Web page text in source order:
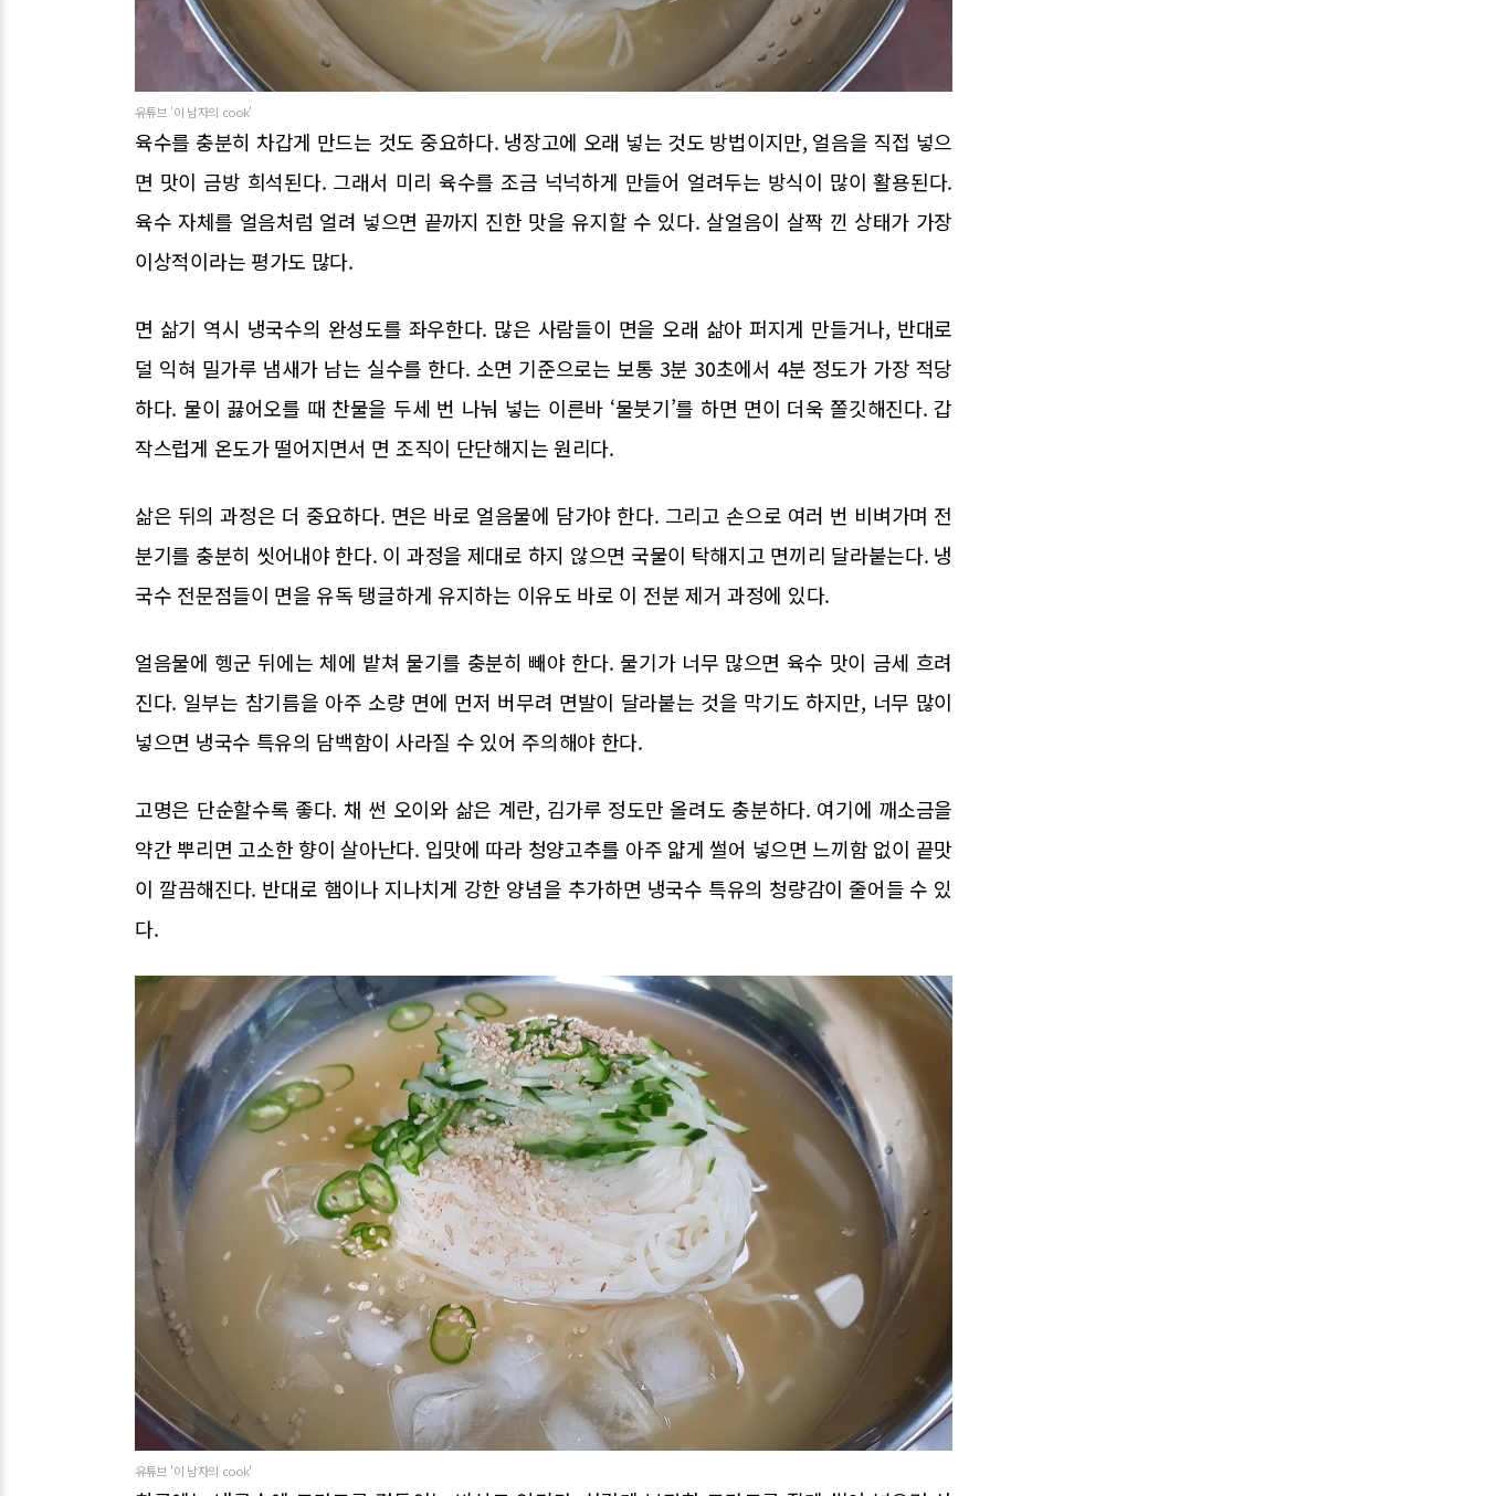
유튜브 '이 남자의 cook'
육수를 충분히 차갑게 만드는 것도 중요하다. 냉장고에 오래 넣는 것도 방법이지만, 얼음을 직접 넣으
면 맛이 금방 희석된다. 그래서 미리 육수를 조금 넉넉하게 만들어 얼려두는 방식이 많이 활용된다.
육수 자체를 얼음처럼 얼려 넣으면 끝까지 진한 맛을 유지할 수 있다. 살얼음이 살짝 낀 상태가 가장
이상적이라는 평가도 많다.
면 삶기 역시 냉국수의 완성도를 좌우한다. 많은 사람들이 면을 오래 삶아 퍼지게 만들거나, 반대로
덜 익혀 밀가루 냄새가 남는 실수를 한다. 소면 기준으로는 보통 3분 30초에서 4분 정도가 가장 적당
하다. 물이 끓어오를 때 찬물을 두세 번 나눠 넣는 이른바 ‘물붓기’를 하면 면이 더욱 쫄깃해진다. 갑
작스럽게 온도가 떨어지면서 면 조직이 단단해지는 원리다.
삶은 뒤의 과정은 더 중요하다. 면은 바로 얼음물에 담가야 한다. 그리고 손으로 여러 번 비벼가며 전
분기를 충분히 씻어내야 한다. 이 과정을 제대로 하지 않으면 국물이 탁해지고 면끼리 달라붙는다. 냉
국수 전문점들이 면을 유독 탱글하게 유지하는 이유도 바로 이 전분 제거 과정에 있다.
얼음물에 헹군 뒤에는 체에 밭쳐 물기를 충분히 빼야 한다. 물기가 너무 많으면 육수 맛이 금세 흐려
진다. 일부는 참기름을 아주 소량 면에 먼저 버무려 면발이 달라붙는 것을 막기도 하지만, 너무 많이
넣으면 냉국수 특유의 담백함이 사라질 수 있어 주의해야 한다.
고명은 단순할수록 좋다. 채 썬 오이와 삶은 계란, 김가루 정도만 올려도 충분하다. 여기에 깨소금을
약간 뿌리면 고소한 향이 살아난다. 입맛에 따라 청양고추를 아주 얇게 썰어 넣으면 느끼함 없이 끝맛
이 깔끔해진다. 반대로 햄이나 지나치게 강한 양념을 추가하면 냉국수 특유의 청량감이 줄어들 수 있
다.
유튜브 '이 남자의 cook'